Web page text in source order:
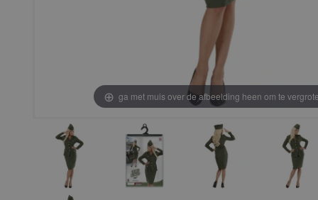
ga met muis over de afbeelding heen om te